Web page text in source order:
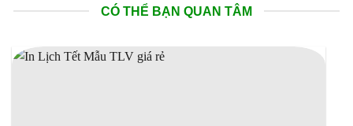
CÓ THỂ BẠN QUAN TÂM